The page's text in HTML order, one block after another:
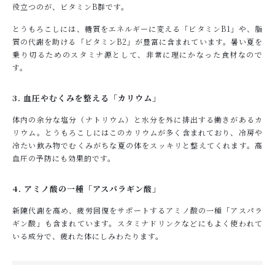
役立つのが、ビタミンB群です。
とうもろこしには、糖質をエネルギーに変える「ビタミンB1」や、脂
質の代謝を助ける「ビタミンB2」が豊富に含まれています。暑い夏を
乗り切るためのスタミナ源として、非常に理にかなった食材なので
す。
3. 血圧やむくみを整える「カリウム」
体内の余分な塩分（ナトリウム）と水分を外に排出する働きがあるカ
リウム。とうもろこしにはこのカリウムが多く含まれており、冷房や
冷たい飲み物でむくみがちな夏の体をスッキリと整えてくれます。高
血圧の予防にも効果的です。
4. アミノ酸の一種「アスパラギン酸」
新陳代謝を高め、疲労回復をサポートするアミノ酸の一種「アスパラ
ギン酸」も含まれています。スタミナドリンクなどにもよく使われて
いる成分で、疲れた体にしみわたります。